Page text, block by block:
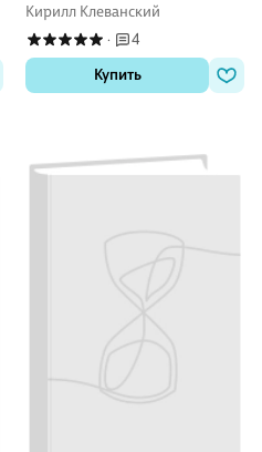
Кирилл Клеванский
·
4
Купить